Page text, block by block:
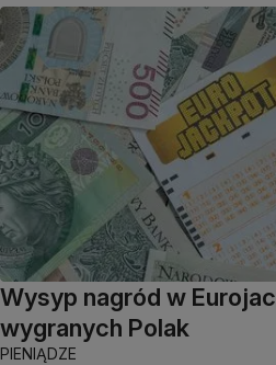
Wysyp nagród w
wygranych Polak
PIENIĄDZE